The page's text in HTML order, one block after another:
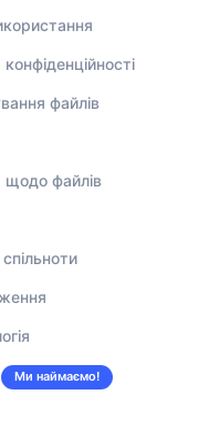
файлів
щодо файлів
Ми наймаємо!